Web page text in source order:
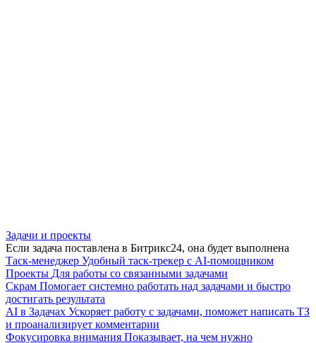
Задачи и проекты
Если задача поставлена в Битрикс24, она будет выполнена
Таск-менеджер Удобный таск-трекер с AI-помощником
Проекты Для работы со связанными задачами
Скрам Помогает системно работать над задачами и быстро
достигать результата
AI в Задачах Ускоряет работу с задачами, поможет написать ТЗ
и проанализирует комментарии
Фокусировка внимания Показывает, на чем нужно